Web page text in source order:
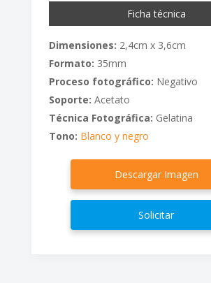
Ficha técnica
Dimensiones: 2,4cm x 3,6cm
Formato: 35mm
Proceso fotográfico: Negativo
Soporte: Acetato
Técnica Fotográfica: Gelatina
Tono: Blanco y negro
Descargar Imagen
Solicitar